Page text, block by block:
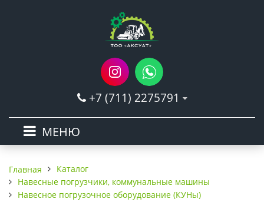
+7 (711) 2275791
МЕНЮ
Главная
Каталог
Навесные погрузчики, коммунальные машины
Навесное погрузочное оборудование (КУНы)